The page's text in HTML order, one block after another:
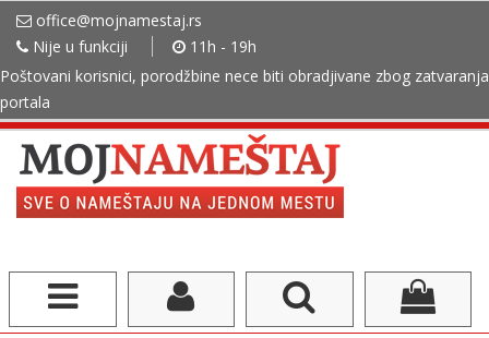
office@mojnamestaj.rs
Nije u funkciji
11h - 19h
Poštovani korisnici, porodžbine nece biti obradjivane zbog zatvaranja
portala